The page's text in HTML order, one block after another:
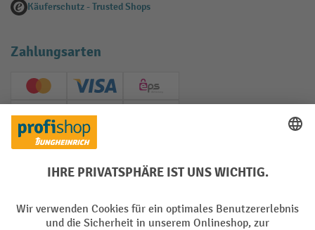
Käuferschutz - Trusted Shops
Zahlungsarten
Creditcard (Master)Creditcard (Visa)
EPS
PayPal
Soziale Netzwerke